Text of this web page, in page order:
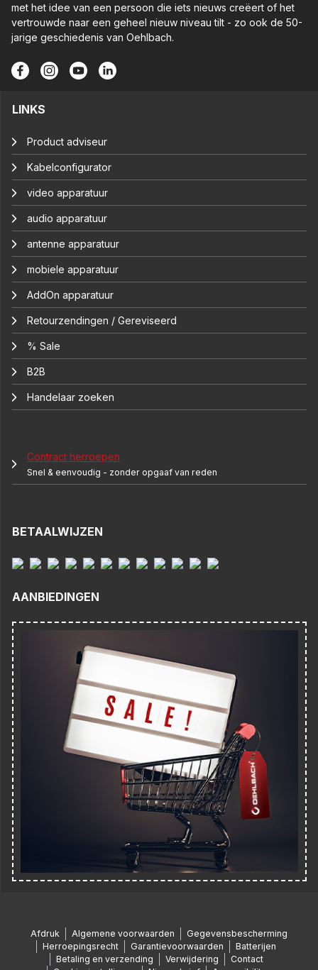
met het idee van een persoon die iets nieuws creëert of het
vertrouwde naar een geheel nieuw niveau tilt - zo ook de 50-
jarige geschiedenis van Oehlbach.
LINKS
Product adviseur
Kabelconfigurator
video apparatuur
audio apparatuur
antenne apparatuur
mobiele apparatuur
AddOn apparatuur
Retourzendingen / Gereviseerd
% Sale
B2B
Handelaar zoeken
Contract herroepen
Snel & eenvoudig - zonder opgaaf van reden
BETAALWIJZEN
AANBIEDINGEN
Afdruk Algemene voorwaarden
Gegevensbescherming
Herroepingsrecht
Garantievoorwaarden
Batterijen
Betaling en verzending
Verwijdering
Contact